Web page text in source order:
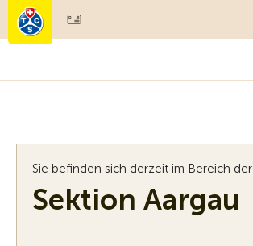
Mitgliedschaft & Leistungen
Sie befinden sich derzeit im Bereich der
Sektion Aargau